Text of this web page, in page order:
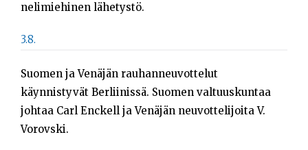
nelimiehinen lähetystö.
3.8.
Suomen ja Venäjän rauhanneuvottelut
käynnistyvät Berliinissä. Suomen valtuuskuntaa
johtaa Carl Enckell ja Venäjän neuvottelijoita V.
Vorovski.